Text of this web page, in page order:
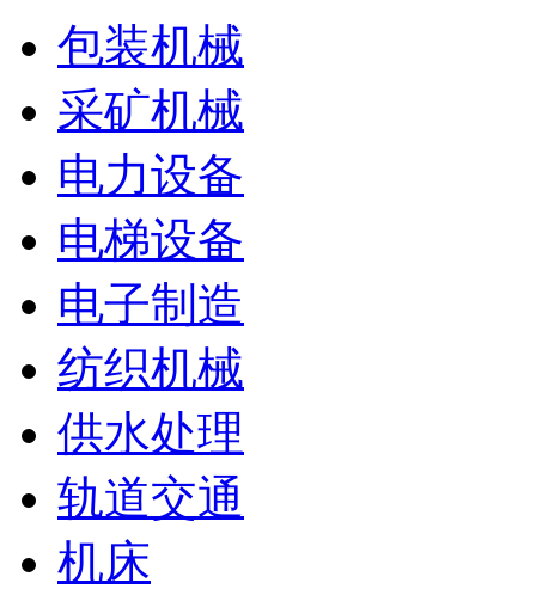
包装机械
采矿机械
电力设备
电梯设备
电子制造
纺织机械
供水处理
轨道交通
机床